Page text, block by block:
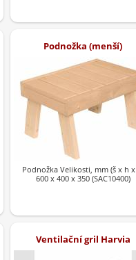
Podnožka (menší)
Podnožka Velikosti, mm (š x h
600 x 400 x 350 (SAC10400)
Ventilační gril Harvia